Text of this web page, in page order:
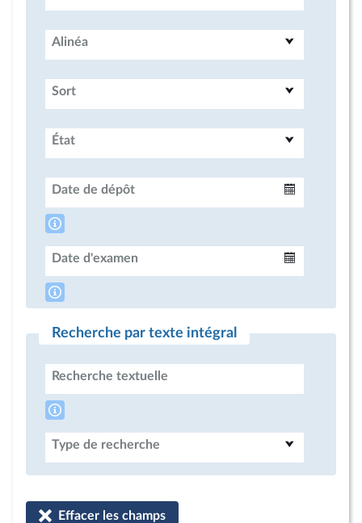
Alinéa
Sort
État
Date de dépôt
Date d'examen
Recherche par texte intégral
Recherche textuelle
Type de recherche
Effacer les champs